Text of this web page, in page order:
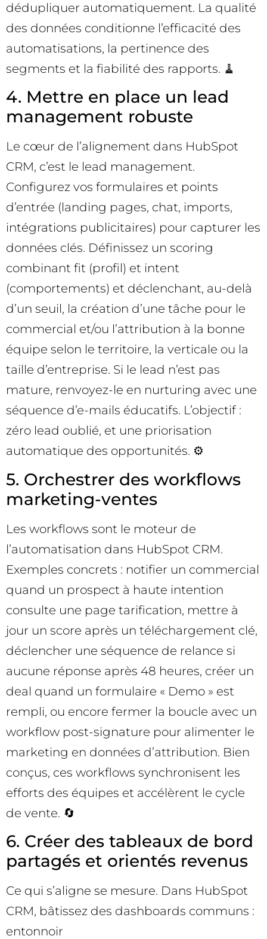
dédupliquer automatiquement. La qualité
des données conditionne l’efficacité des
automatisations, la pertinence des
segments et la fiabilité des rapports. 🧹
4. Mettre en place un lead
management robuste
Le cœur de l’alignement dans HubSpot
CRM, c’est le lead management.
Configurez vos formulaires et points
d’entrée (landing pages, chat, imports,
intégrations publicitaires) pour capturer les
données clés. Définissez un scoring
combinant fit (profil) et intent
(comportements) et déclenchant, au-delà
d’un seuil, la création d’une tâche pour le
commercial et/ou l’attribution à la bonne
équipe selon le territoire, la verticale ou la
taille d’entreprise. Si le lead n’est pas
mature, renvoyez-le en nurturing avec une
séquence d’e-mails éducatifs. L’objectif :
zéro lead oublié, et une priorisation
automatique des opportunités. ⚙️
5. Orchestrer des workflows
marketing-ventes
Les workflows sont le moteur de
l’automatisation dans HubSpot CRM.
Exemples concrets : notifier un commercial
quand un prospect à haute intention
consulte une page tarification, mettre à
jour un score après un téléchargement clé,
déclencher une séquence de relance si
aucune réponse après 48 heures, créer un
deal quand un formulaire « Demo » est
rempli, ou encore fermer la boucle avec un
workflow post-signature pour alimenter le
marketing en données d’attribution. Bien
conçus, ces workflows synchronisent les
efforts des équipes et accélèrent le cycle
de vente. 🔄
6. Créer des tableaux de bord
partagés et orientés revenus
Ce qui s’aligne se mesure. Dans HubSpot
CRM, bâtissez des dashboards communs :
entonnoir